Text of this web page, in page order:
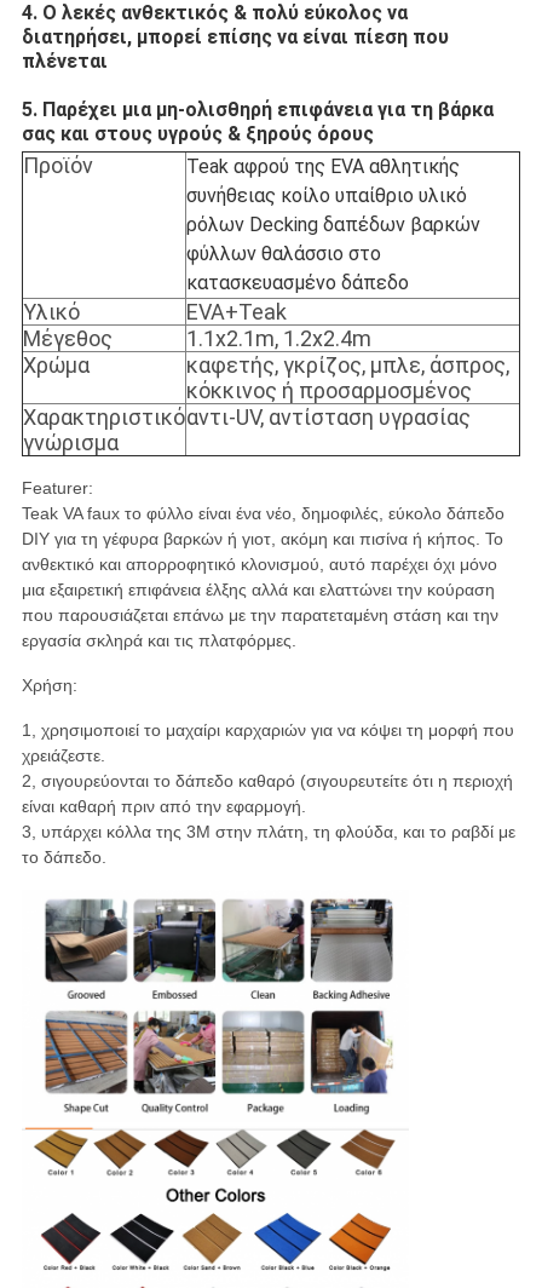
4. Ο λεκές ανθεκτικός & πολύ εύκολος να
διατηρήσει, μπορεί επίσης να είναι πίεση που
πλένεται
5. Παρέχει μια μη-ολισθηρή επιφάνεια για τη βάρκα
σας και στους υγρούς & ξηρούς όρους
Προϊόν
Teak αφρού της EVA αθλητικής
συνήθειας κοίλο υπαίθριο υλικό
ρόλων Decking δαπέδων βαρκών
φύλλων θαλάσσιο στο
κατασκευασμένο δάπεδο
Υλικό
EVA+Teak
Μέγεθος
1.1x2.1m, 1.2x2.4m
Χρώμα
καφετής, γκρίζος, μπλε, άσπρος,
κόκκινος ή προσαρμοσμένος
Χαρακτηριστικό
γνώρισμα
αντι-UV, αντίσταση υγρασίας
Featurer:
Teak VA faux το φύλλο είναι ένα νέο, δημοφιλές, εύκολο δάπεδο
DIY για τη γέφυρα βαρκών ή γιοτ, ακόμη και πισίνα ή κήπος. Το
ανθεκτικό και απορροφητικό κλονισμού, αυτό παρέχει όχι μόνο
μια εξαιρετική επιφάνεια έλξης αλλά και ελαττώνει την κούραση
που παρουσιάζεται επάνω με την παρατεταμένη στάση και την
εργασία σκληρά και τις πλατφόρμες.
Χρήση:
1, χρησιμοποιεί το μαχαίρι καρχαριών για να κόψει τη μορφή που
χρειάζεστε.
2, σιγουρεύονται το δάπεδο καθαρό (σιγουρευτείτε ότι η περιοχή
είναι καθαρή πριν από την εφαρμογή.
3, υπάρχει κόλλα της 3M στην πλάτη, τη φλούδα, και το ραβδί με
το δάπεδο.